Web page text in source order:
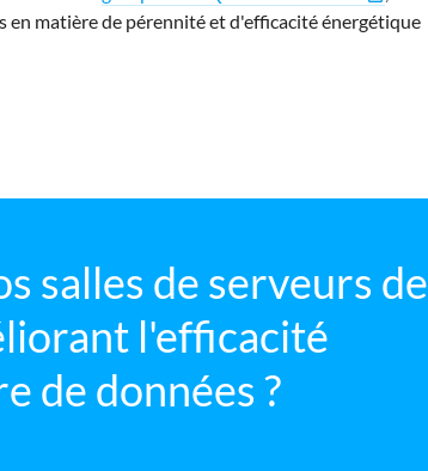
en matière de pérennité et d'efficacité énergétique
salles de serveurs de
l'efficacité
de données ?